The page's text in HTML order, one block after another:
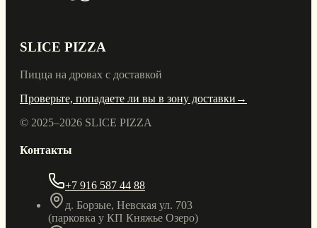
SLICE PIZZA
Пицца на дровах с доставкой
Проверьте, попадаете ли вы в зону доставки →
© 2025–2026 SLICE PIZZA
Контакты
+7 916 587 44 88
д. Борзые, Невская ул. 703
(парковка у КП Княжье Озеро)